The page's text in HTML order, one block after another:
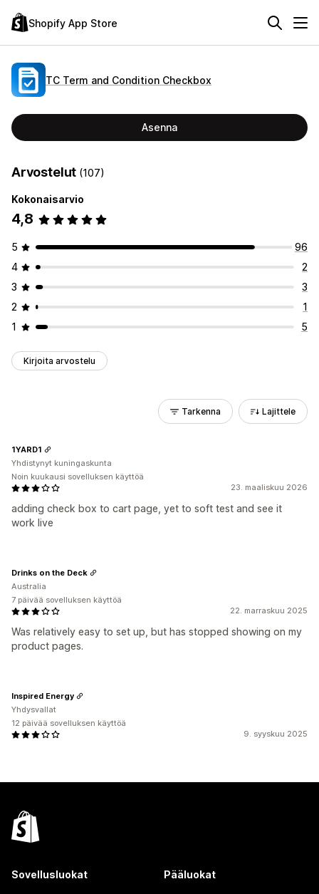
Shopify App Store
TC Term and Condition Checkbox
Asenna
Arvostelut (107)
Kokonaisarvio
4,8
5
96
4
2
3
3
2
1
1
5
Kirjoita arvostelu
Tarkenna Lajittele
23. maaliskuu 2026
adding check box to cart page, yet to soft test and see it
work live
1YARD1
Yhdistynyt kuningaskunta
Noin kuukausi sovelluksen käyttöä
22. marraskuu 2025
Was relatively easy to set up, but has stopped showing on my
product pages.
Drinks on the Deck
Australia
7 päivää sovelluksen käyttöä
9. syyskuu 2025
Inspired Energy
Yhdysvallat
12 päivää sovelluksen käyttöä
Sovellusluokat Pääluokat